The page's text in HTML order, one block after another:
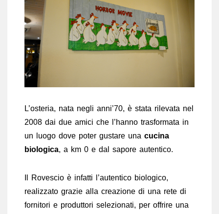
L’osteria, nata negli anni’70, è stata rilevata nel
2008 dai due amici che l’hanno trasformata in
un luogo dove poter gustare una cucina
biologica, a km 0 e dal sapore autentico.
Il Rovescio è infatti l’autentico biologico,
realizzato grazie alla creazione di una rete di
fornitori e produttori selezionati, per offrire una